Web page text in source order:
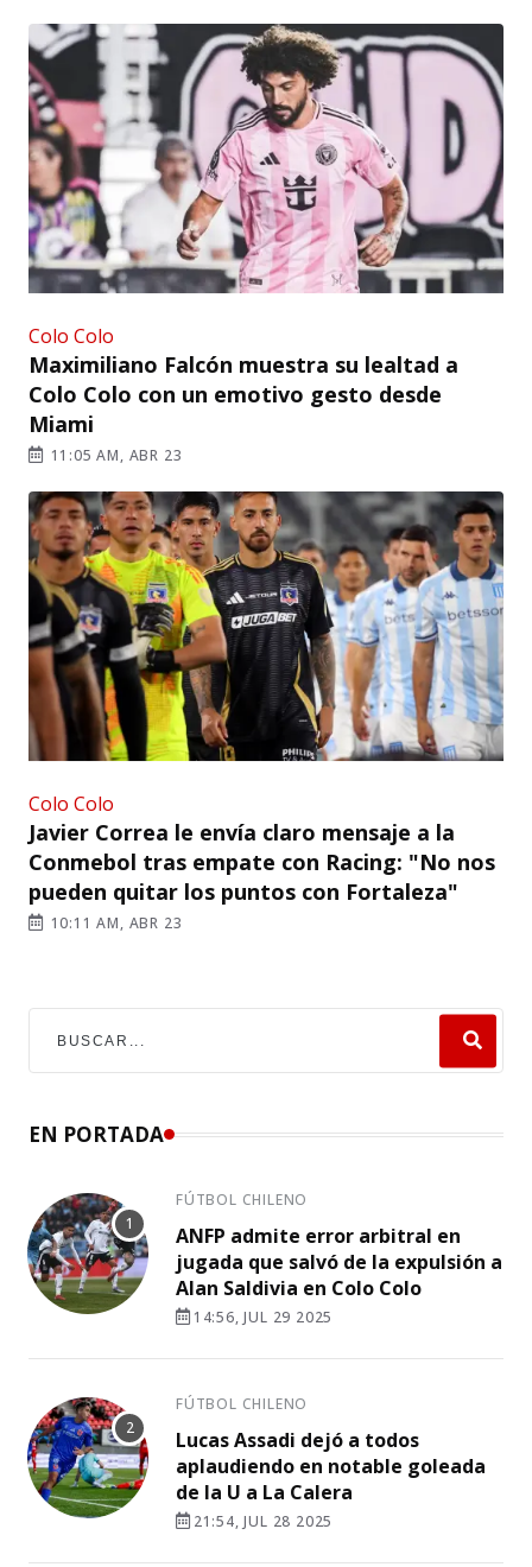
Colo Colo
Maximiliano Falcón muestra su lealtad a
Colo Colo con un emotivo gesto desde
Miami
11:05 AM, ABR 23
Colo Colo
Javier Correa le envía claro mensaje a la
Conmebol tras empate con Racing: "No nos
pueden quitar los puntos con Fortaleza"
10:11 AM, ABR 23
EN PORTADA
FÚTBOL CHILENO
ANFP admite error arbitral en
jugada que salvó de la expulsión a
Alan Saldivia en Colo Colo
14:56, JUL 29 2025
FÚTBOL CHILENO
Lucas Assadi dejó a todos
aplaudiendo en notable goleada
de la U a La Calera
21:54, JUL 28 2025